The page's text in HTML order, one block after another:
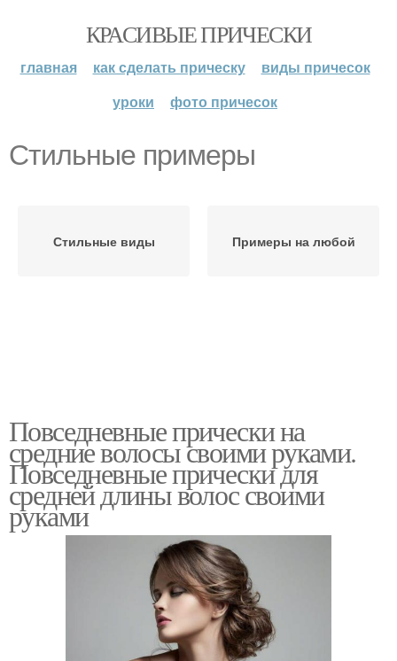
КРАСИВЫЕ ПРИЧЕСКИ
главная как сделать прическу
виды причесок
уроки
фото причесок
Стильные примеры
Стильные виды Примеры на любой
Повседневные прически на
средние волосы своими руками.
Повседневные прически для
средней длины волос своими
руками